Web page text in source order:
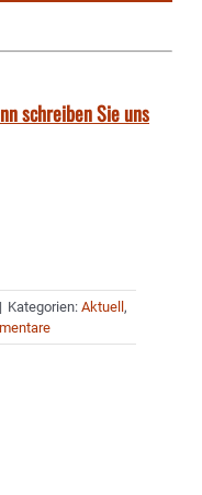
schreiben Sie uns
| Kategorien: Aktuell,